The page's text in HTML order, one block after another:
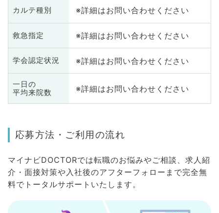
カルテ種別 ※詳細はお問い合わせください
救急指定 ※詳細はお問い合わせください
学会認定状況 ※詳細はお問い合わせください
一日の
平均来院数
※詳細はお問い合わせください
応募方法・ご利用の流れ
マイナビDOCTORでは転職のお悩みやご相談、求人紹
介・面接対策や入社後のアフターフォローまで完全無
料でトータルサポートいたします。